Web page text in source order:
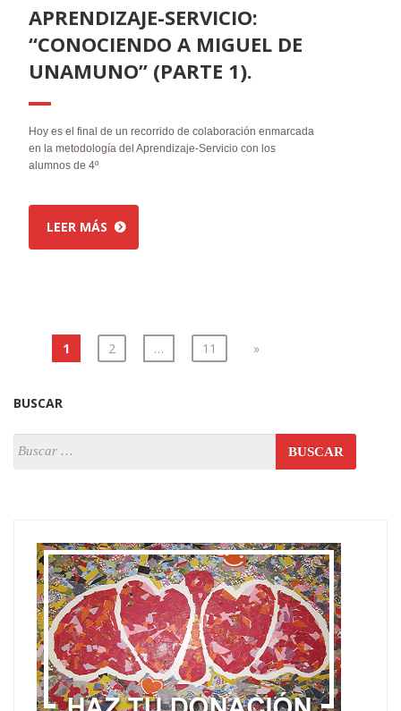
APRENDIZAJE-SERVICIO:
“CONOCIENDO A MIGUEL DE
UNAMUNO” (PARTE 1).
Hoy es el final de un recorrido de colaboración enmarcada
en la metodología del Aprendizaje-Servicio con los
alumnos de 4º
LEER MÁS
1 2 … 11 »
BUSCAR